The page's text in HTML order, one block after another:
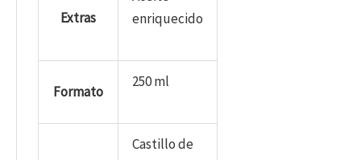
Extras
enriquecido
Formato
250 ml
Castillo de